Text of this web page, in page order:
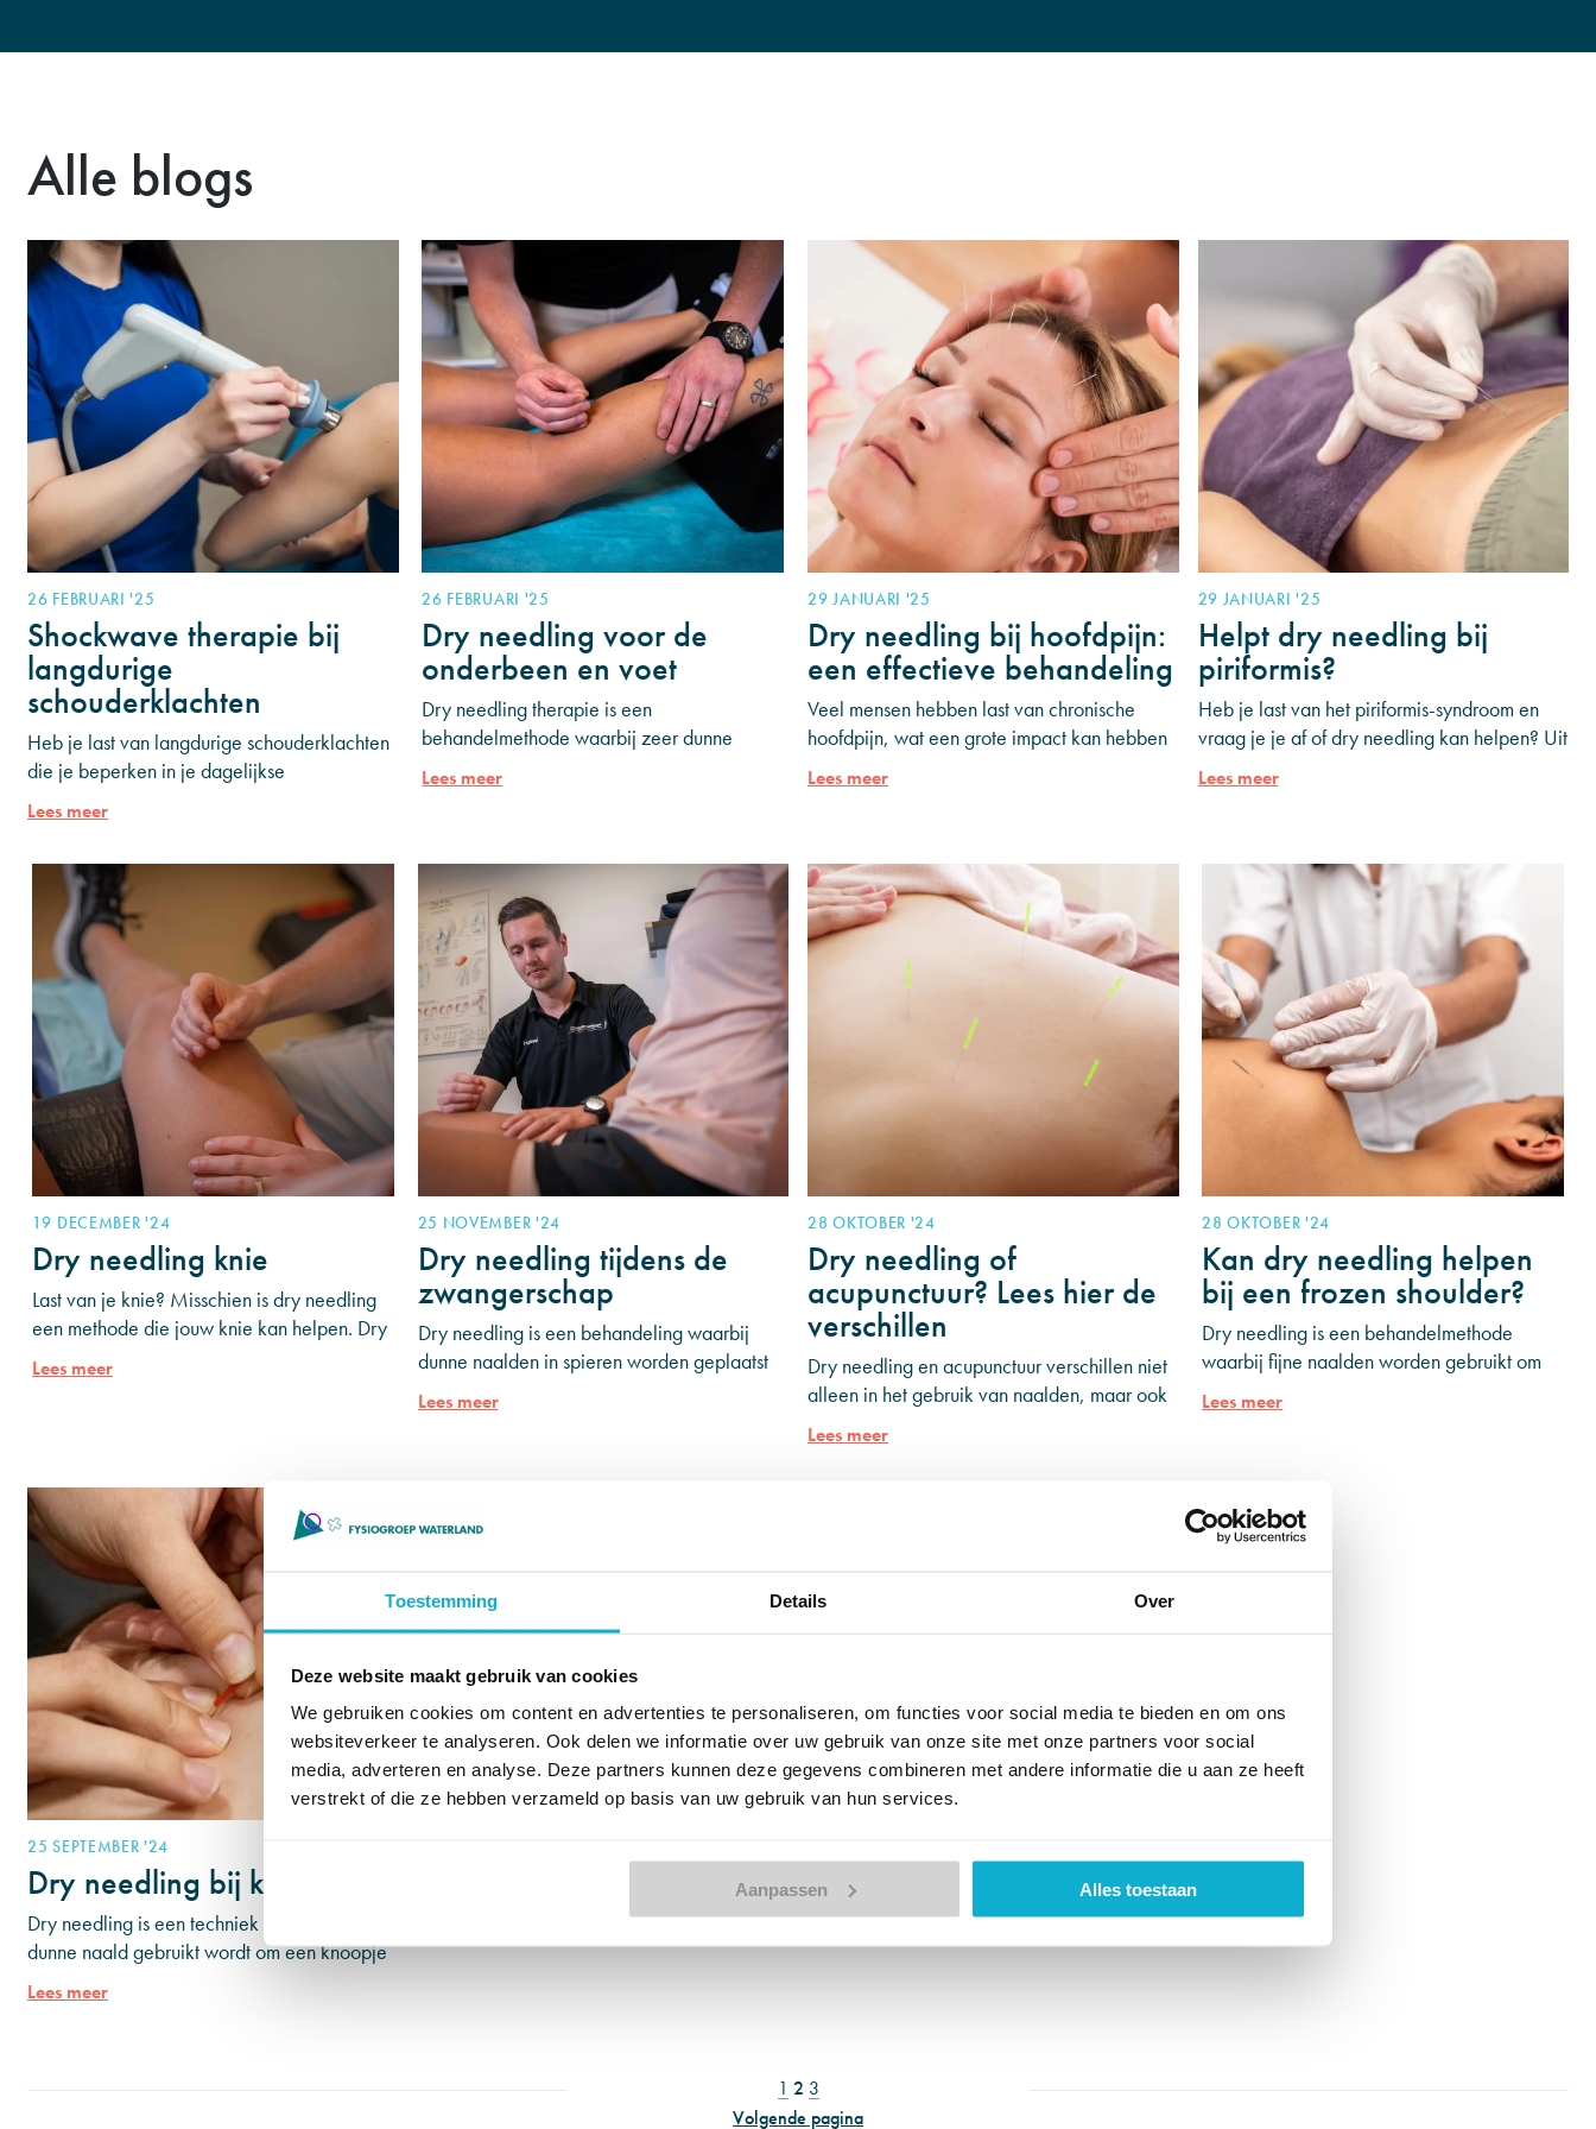
Toestemming Details Over
Deze website maakt gebruik van cookies
We gebruiken cookies om content en advertenties te personaliseren, om functies voor social media te bieden en om ons
websiteverkeer te analyseren. Ook delen we informatie over uw gebruik van onze site met onze partners voor social
media, adverteren en analyse. Deze partners kunnen deze gegevens combineren met andere informatie die u aan ze heeft
verstrekt of die ze hebben verzameld op basis van uw gebruik van hun services.
Aanpassen Alles toestaan
Alle blogs
26 FEBRUARI '25
Shockwave therapie bij
langdurige
schouderklachten
Heb je last van langdurige schouderklachten
die je beperken in je dagelijkse
bewegingen? Pijn in de schouder kan niet
alleen hinderlijk zijn, maar ook uitstralen
Lees meer
26 FEBRUARI '25
Dry needling voor de
onderbeen en voet
Dry needling therapie is een
behandelmethode waarbij zeer dunne
naalden worden gebruikt om spierknopen
(myofasciale triggerpoints) te stimuleren.
Lees meer
29 JANUARI '25
Dry needling bij hoofdpijn:
een effectieve behandeling
Veel mensen hebben last van chronische
hoofdpijn, wat een grote impact kan hebben
op hun dagelijks leven. Hoofdpijn kan
verschillende oorzaken en diagnoses
Lees meer
29 JANUARI '25
Helpt dry needling bij
piriformis?
Heb je last van het piriformis-syndroom en
vraag je je af of dry needling kan helpen? Uit
onderzoek blijkt dat patiënten die drie sessies
echogeleide
Lees meer
19 DECEMBER '24
Dry needling knie
Last van je knie? Misschien is dry needling
een methode die jouw knie kan helpen. Dry
needling behandelt het triggerpoint dat de
pijn in je
Lees meer
25 NOVEMBER '24
Dry needling tijdens de
zwangerschap
Dry needling is een behandeling waarbij
dunne naalden in spieren worden geplaatst
om pijn te verlichten en genezing te
bevorderen. Sommige zwangere vrouwen
Lees meer
28 OKTOBER '24
Dry needling of
acupunctuur? Lees hier de
verschillen
Dry needling en acupunctuur verschillen niet
alleen in het gebruik van naalden, maar ook
in de manier waarop ze werken. Dry
needling, ook wel myofasciale
Lees meer
28 OKTOBER '24
Kan dry needling helpen
bij een frozen shoulder?
Dry needling is een behandelmethode
waarbij fijne naalden worden gebruikt om
triggerpoints in de spieren aan te pakken.
Triggerpoints zijn gespannen spierknopen
Lees meer
25 SEPTEMBER '24
Dry needling bij kaakpijn
Dry needling is een techniek waarbij een
dunne naald gebruikt wordt om een knoopje
(triggerpoint) in de spier aan te prikken. De
naald is droog,
Lees meer
1 2 3
Volgende pagina